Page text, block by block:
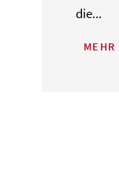
die...
MEHR